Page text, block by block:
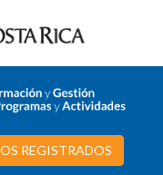
REGISTRADOS